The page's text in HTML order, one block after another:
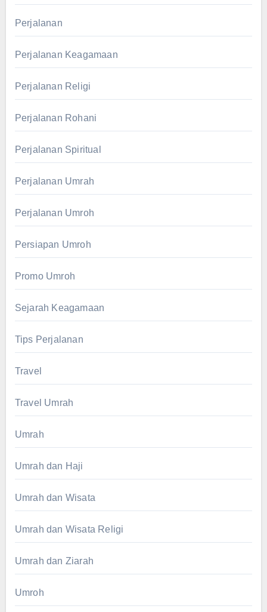
Perjalanan
Perjalanan Keagamaan
Perjalanan Religi
Perjalanan Rohani
Perjalanan Spiritual
Perjalanan Umrah
Perjalanan Umroh
Persiapan Umroh
Promo Umroh
Sejarah Keagamaan
Tips Perjalanan
Travel
Travel Umrah
Umrah
Umrah dan Haji
Umrah dan Wisata
Umrah dan Wisata Religi
Umrah dan Ziarah
Umroh